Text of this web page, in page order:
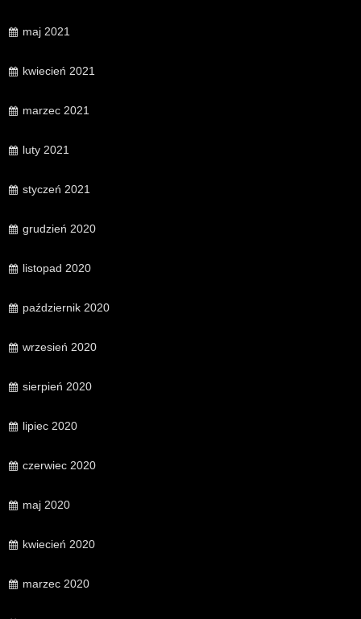
maj 2021
kwiecień 2021
marzec 2021
luty 2021
styczeń 2021
grudzień 2020
listopad 2020
październik 2020
wrzesień 2020
sierpień 2020
lipiec 2020
czerwiec 2020
maj 2020
kwiecień 2020
marzec 2020